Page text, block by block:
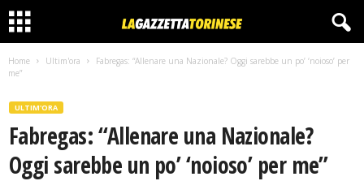
Home Ultim'ora
Fabregas: “Allenare una Nazionale? Oggi sarebbe un po’ ‘noioso’ per
me”
ULTIM'ORA
Fabregas: “Allenare una Nazionale?
Oggi sarebbe un po’ ‘noioso’ per me”